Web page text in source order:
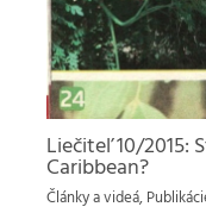
Liečiteľ 10/2015:
Caribbean?
Články a videá,